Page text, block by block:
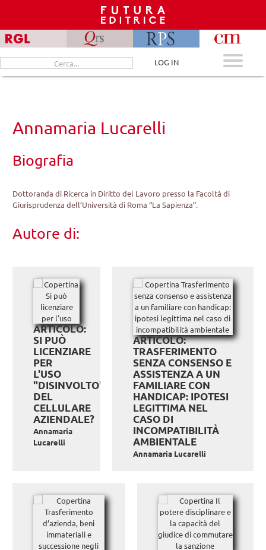
content
Cerca
per:
LOG IN
Annamaria Lucarelli
Biografia
Dottoranda di Ricerca in Diritto del Lavoro presso la Facoltà di
Giurisprudenza dell’Università di Roma “La Sapienza”.
Autore di:
ARTICOLO:
SI PUÒ
LICENZIARE
PER
L'USO
"DISINVOLTO"
DEL
CELLULARE
AZIENDALE?
Annamaria
Lucarelli
ARTICOLO:
TRASFERIMENTO
SENZA CONSENSO E
ASSISTENZA A UN
FAMILIARE CON
HANDICAP: IPOTESI
LEGITTIMA NEL
CASO DI
INCOMPATIBILITÀ
AMBIENTALE
Annamaria Lucarelli